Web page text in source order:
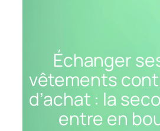
Échanger
vêtements
d’achat : la
entre en